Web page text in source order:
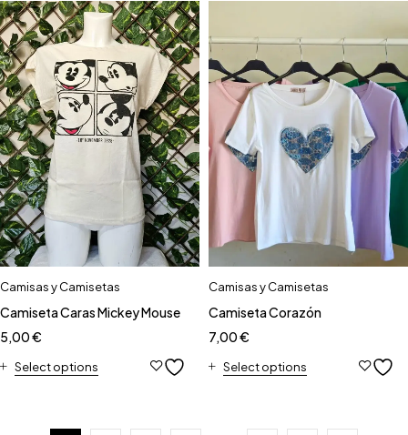
Camisas y Camisetas
Camiseta Caras Mickey Mouse
5,00€
Select options
Camisas y Camisetas
Camiseta Corazón
7,00€
Select options